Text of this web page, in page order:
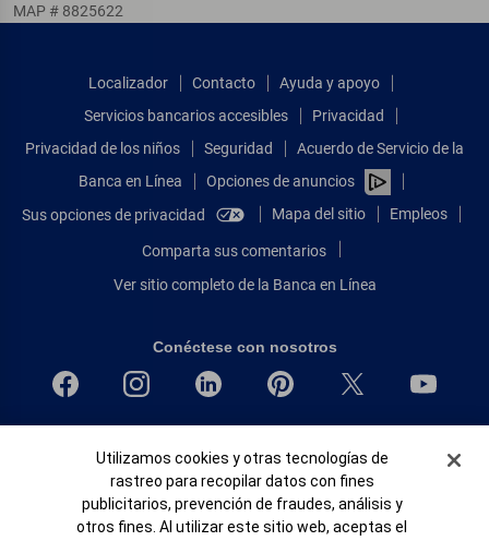
MAP # 8825622
Localizador Contacto
Ayuda y apoyo
Servicios bancarios accesibles
Privacidad
Privacidad de los niños
Seguridad
Acuerdo de Servicio de la
Banca en Línea
Opciones de anuncios
Sus opciones de privacidad
Mapa del sitio Empleos
Comparta sus comentarios
Ver sitio completo de la Banca en Línea
Conéctese con nosotros
Igualdad de oportunidades en préstamos para viviendas
© 2026 Bank of America Corporation.
Todos Los Derechos Reservados.
Banner de Cookies
Utilizamos cookies y otras tecnologías de
rastreo para recopilar datos con fines
publicitarios, prevención de fraudes, análisis y
otros fines. Al utilizar este sitio web, aceptas el